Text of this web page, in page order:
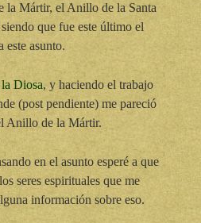
la Mártir, el Anillo de la Santa
que fue este último el
este asunto.
Diosa, y haciendo el trabajo
(post pendiente) me pareció
Anillo de la Mártir.
en el asunto esperé a que
seres espirituales que me
información sobre eso.